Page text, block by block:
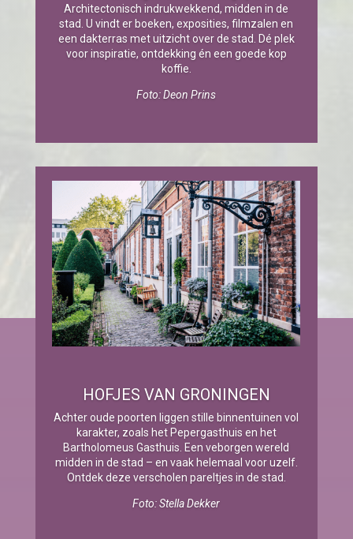
Architectonisch indrukwekkend, midden in de
stad. U vindt er boeken, exposities, filmzalen en
een dakterras met uitzicht over de stad. Dé plek
voor inspiratie, ontdekking én een goede kop
koffie.
Foto: Deon Prins
HOFJES VAN GRONINGEN
Achter oude poorten liggen stille binnentuinen vol
karakter, zoals het Pepergasthuis en het
Bartholomeus Gasthuis. Een veborgen wereld
midden in de stad – en vaak helemaal voor uzelf.
Ontdek deze verscholen pareltjes in de stad.
Foto: Stella Dekker